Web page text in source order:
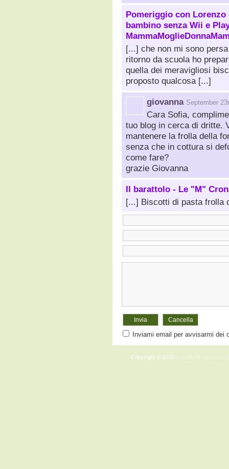
Pomeriggio con
bambino senza Wii e
[...] che non mi sono
ritorno da scuola ho
quella dei meravigliosi
proposto qualcosa [...]
giovanna September
Cara Sofia,
tuo blog in cerca di dritte.
mantenere la frolla della
senza che in cottura si
come fare?
grazie Giovanna
Il barattolo - Le "M"
[...] Biscotti di pasta frolla
Inviami email per avvisarmi dei
Copyright © 2026